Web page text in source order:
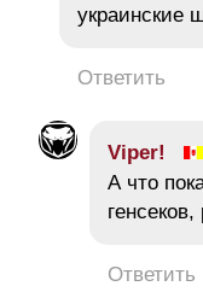
украинские
Ответить
Viper!
А что
Ответить